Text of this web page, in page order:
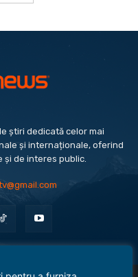
știri dedicată celor mai
și internaționale, oferind
de interes public.